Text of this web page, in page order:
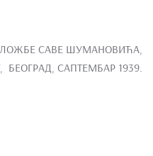
САВЕ ШУМАНОВИЋА,
БЕОГРАД, САПТЕМБАР 1939.